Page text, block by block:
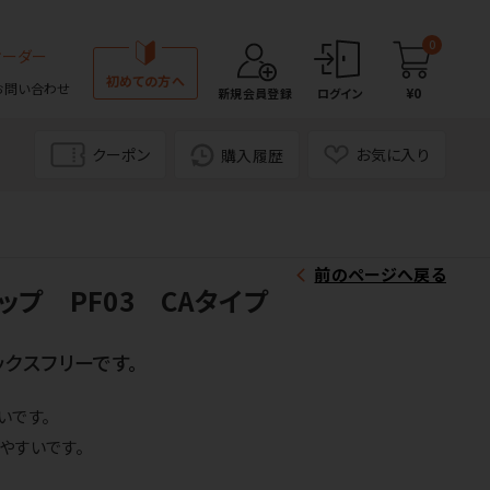
ダー
問い合わせ 初めての方へ
新規会員登録 ログイン
0
¥0
クーポン 購入履歴 お気に入り
前のページへ戻る
プ PF03 CAタイプ
スフリーです。
す。
すいです。